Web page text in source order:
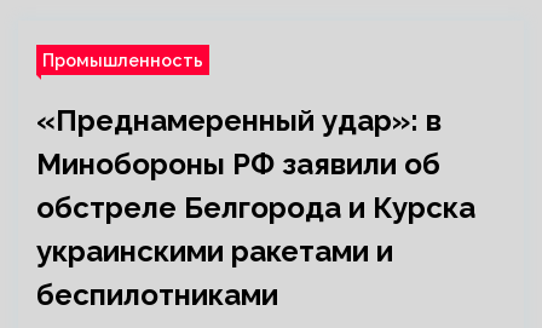
Промышленность
«Преднамеренный удар»: в
Минобороны РФ заявили об
обстреле Белгорода и Курска
украинскими ракетами и
беспилотниками